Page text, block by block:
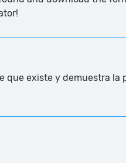
que existe y demuestra la